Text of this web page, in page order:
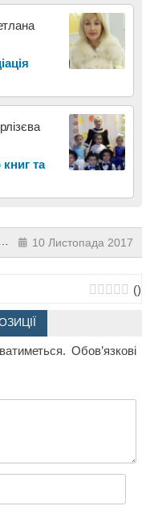
та
3 клас
10 Листопада 2017
()
Обов’язкові